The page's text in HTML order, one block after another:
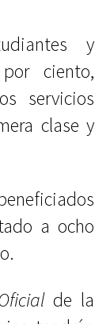
y
ciento,
servicios
clase y
a ocho
de la